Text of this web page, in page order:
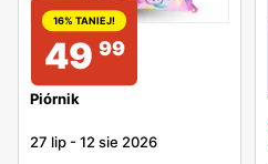
16% TANIEJ!
49 99
Piórnik
27 lip -12 sie 2026